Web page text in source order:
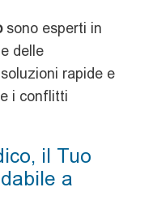
sono esperti in
delle
rapide e
i conflitti
il Tuo
a